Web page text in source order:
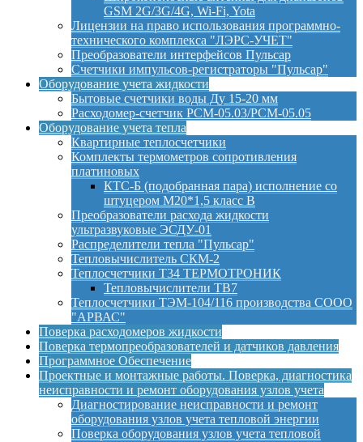
GSM 2G/3G/4G, Wi-Fi, Yota
Лицензии на право использования программно-
технического комплекса "ЛЭРС-УЧЕТ"
Преобразователи интерфейсов Пульсар
Счетчики импульсов-регистраторы "Пульсар"
Оборудование учета жидкости
Бытовые счетчики воды Ду 15-20 мм
Расходомер-счетчик РСМ-05.03/РСМ-05.05
Оборудование учета тепла
Квартирные теплосчетчики
Комплекты термометров сопротивления
платиновых
КТС-Б (подобранная пара) исполнение со
штуцером М20*1,5 класс B
Преобразователи расхода жидкости
ультразвуковые ЭСДУ-01
Распределители тепла "Пульсар"
Тепловычислитель СКМ-2
Теплосчетчики Т34 ТЕРМОТРОНИК
Тепловычислители ТВ7
Теплосчетчики ТЭМ-104/116 производства СООО
"АРВАС"
Поверка расходомеров жидкости
Поверка термопреобразователей и датчиков давления
Программное Обеспечение
Проектные и монтажные работы. Поверка, диагностика
неисправности и ремонт оборудования узлов учета
Диагностирование неисправности и ремонт
оборудования узлов учета тепловой энергии
Поверка оборудования узлов учета тепловой